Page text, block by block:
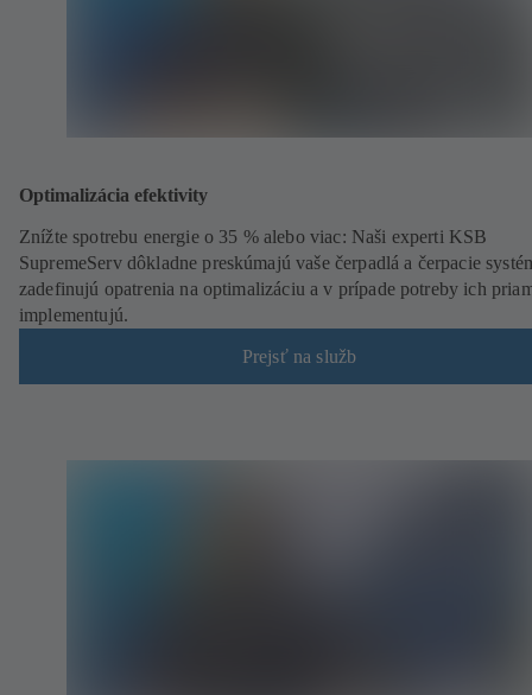
Optimalizácia efektivity
Znížte spotrebu energie o 35 % alebo viac: Naši experti KSB
SupremeServ dôkladne preskúmajú vaše čerpadlá a čerpacie
zadefinujú opatrenia na optimalizáciu a v prípade potreby ich
implementujú.
Prejsť na služb